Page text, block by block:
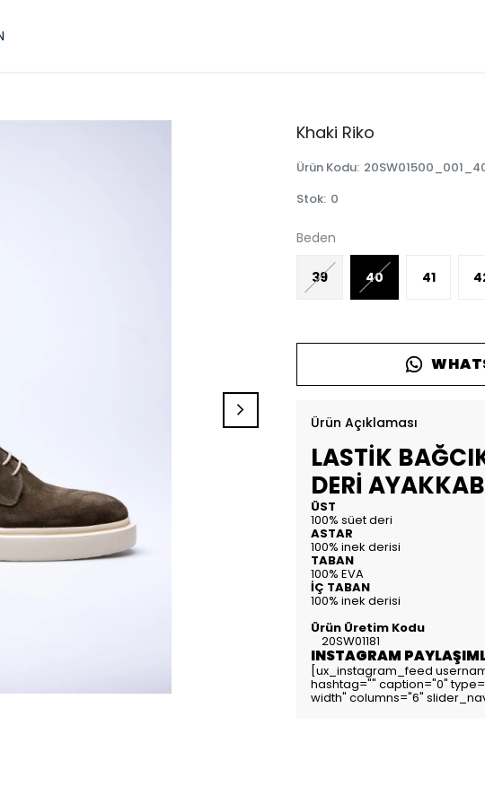
Khaki Riko
Ürün Kodu:
Stok: 0
Beden
39 40 41
Ürün Açıklaması
LASTİK
DERİ
ÜST
100% süet deri
ASTAR
100% inek derisi
TABAN
100% EVA
İÇ TABAN
100% inek derisi
Ürün Üretim Kodu
20SW01181
INSTAGRAM
[ux_instagram_feed
hashtag="" caption="0"
width" columns="6"